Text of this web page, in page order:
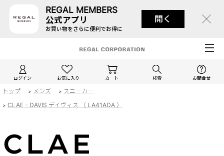
REGAL MEMBERS
公式アプリ
お買い物をさらに便利でお得に
開く
ログイン お気に入り カート 検索 お問合せ
トップ > メンズ > スニーカー
> CLAE - DAVIS デイヴィス （ LA41ADA ）